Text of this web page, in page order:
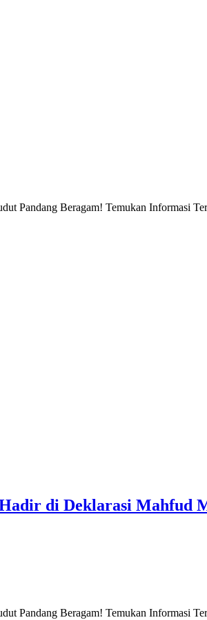
Pandang Beragam! Temukan Informasi
di Deklarasi Mahfud
Pandang Beragam! Temukan Informasi